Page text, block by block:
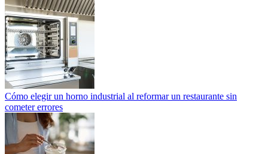
Cómo elegir un horno industrial al reformar un restaurante sin
cometer errores